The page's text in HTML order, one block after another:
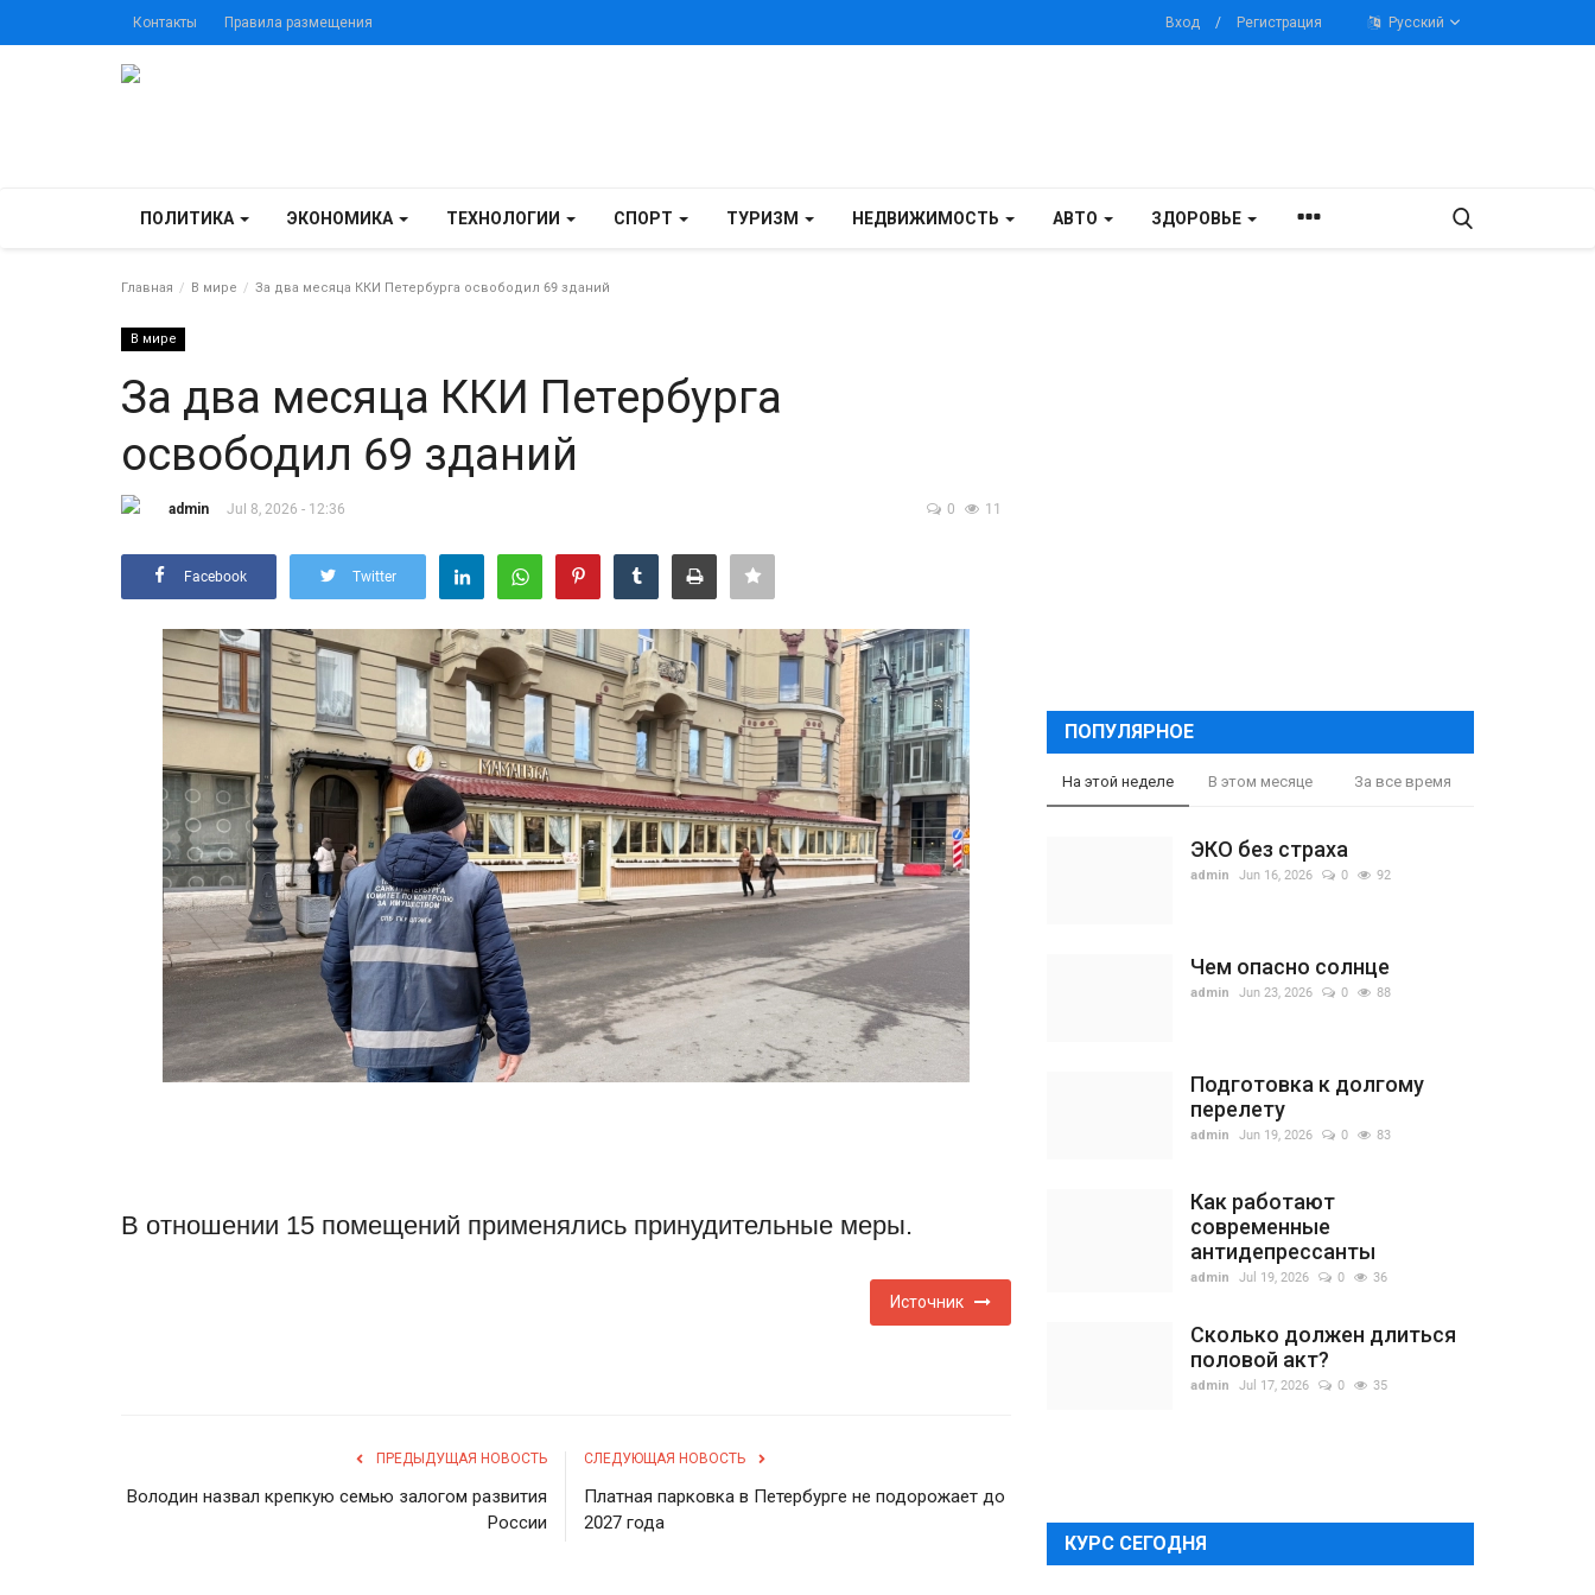
Контакты Правила размещения Вход / Регистрация Русский
ПОЛИТИКА ЭКОНОМИКА ТЕХНОЛОГИИ СПОРТ ТУРИЗМ НЕДВИЖИМОСТЬ АВТО ЗДОРОВЬЕ
Главная В мире За два месяца ККИ Петербурга освободил 69 зданий
В мире
За два месяца ККИ Петербурга
освободил 69 зданий
admin Jul 8, 2026 - 12:36 0 11
Facebook Twitter
В отношении 15 помещений применялись принудительные меры.
Источник
ПРЕДЫДУЩАЯ НОВОСТЬ
Володин назвал крепкую семью залогом развития
России
СЛЕДУЮЩАЯ НОВОСТЬ
Платная парковка в Петербурге не подорожает до
2027 года
ПОПУЛЯРНОЕ
На этой неделе В этом месяце За все время
ЭКО без страха
admin Jun 16, 2026 0 92
Чем опасно солнце
admin Jun 23, 2026 0 88
Подготовка к долгому
перелету
admin Jun 19, 2026 0 83
Как работают
современные
антидепрессанты
admin Jul 19, 2026 0 36
Сколько должен длиться
половой акт?
admin Jul 17, 2026 0 35
КУРС СЕГОДНЯ